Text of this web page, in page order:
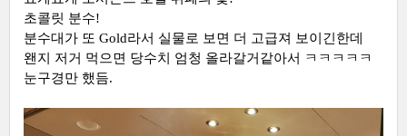
초콜릿 분수!
분수대가 또 Gold라서 실물로 보면 더 고급져 보이긴한데
왠지 저거 먹으면 당수치 엄청 올라갈거같아서 ㅋㅋㅋㅋㅋ
눈구경만 했듬.